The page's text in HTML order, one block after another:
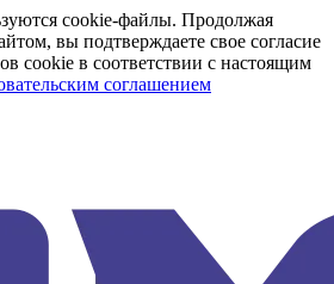
cookie-файлы. Продолжая
вы подтверждаете свое согласие
cookie в соответствии с настоящим
соглашением